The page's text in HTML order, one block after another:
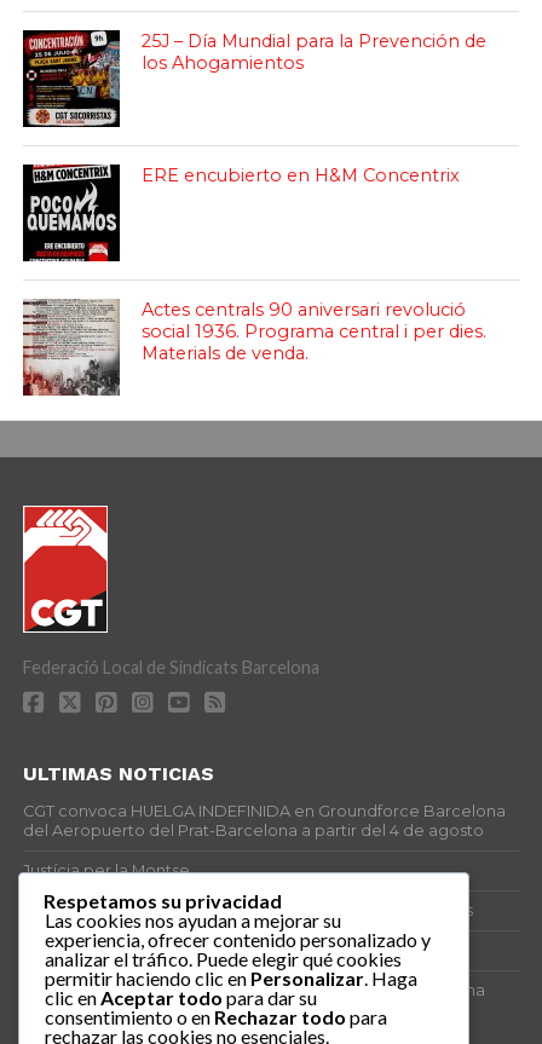
25J – Día Mundial para la Prevención de
los Ahogamientos
ERE encubierto en H&M Concentrix
Actes centrals 90 aniversari revolució
social 1936. Programa central i per dies.
Materials de venda.
Federació Local de Sindicats Barcelona
ULTIMAS NOTICIAS
CGT convoca HUELGA INDEFINIDA en Groundforce Barcelona
del Aeropuerto del Prat-Barcelona a partir del 4 de agosto
Justícia per la Montse
25J – Día Mundial para la Prevención de los Ahogamientos
ERE encubierto en H&M Concentrix
Actes centrals 90 aniversari revolució social 1936. Programa
central i per dies. Materials de venda.
Respetamos su privacidad
Las cookies nos ayudan a mejorar su
experiencia, ofrecer contenido personalizado y
analizar el tráfico. Puede elegir qué cookies
permitir haciendo clic en Personalizar . Haga
clic en Aceptar todo para dar su
consentimiento o en Rechazar todo para
rechazar las cookies no esenciales.